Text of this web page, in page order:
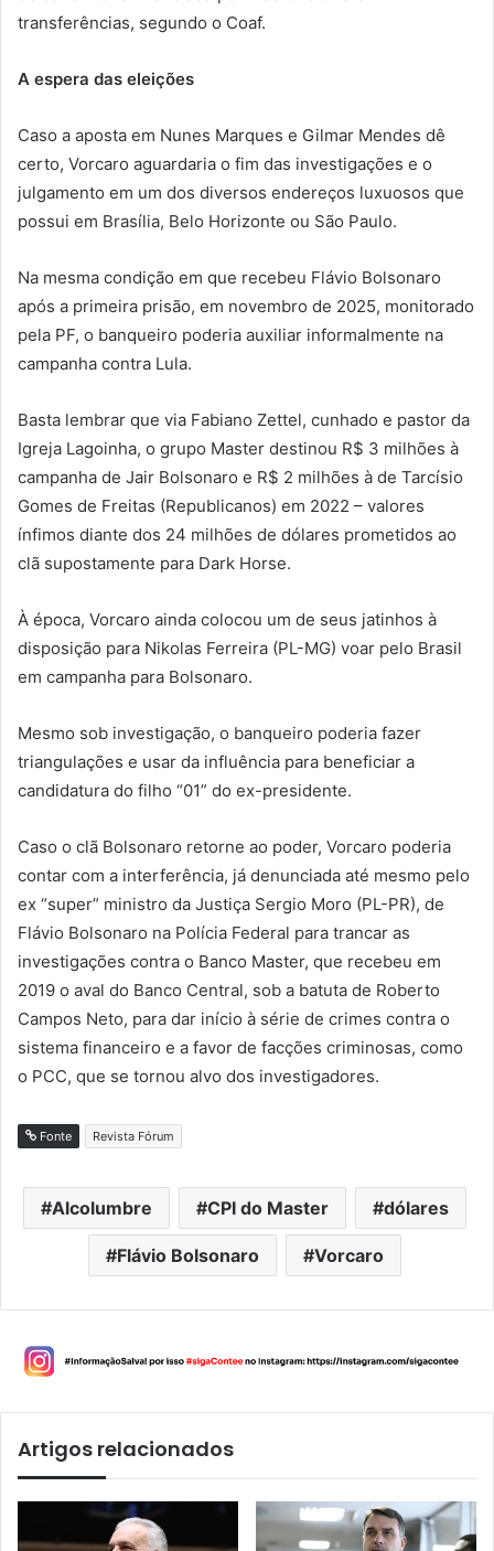
transferências, segundo o Coaf.
A espera das eleições
Caso a aposta em Nunes Marques e Gilmar Mendes dê
certo, Vorcaro aguardaria o fim das investigações e o
julgamento em um dos diversos endereços luxuosos que
possui em Brasília, Belo Horizonte ou São Paulo.
Na mesma condição em que recebeu Flávio Bolsonaro
após a primeira prisão, em novembro de 2025, monitorado
pela PF, o banqueiro poderia auxiliar informalmente na
campanha contra Lula.
Basta lembrar que via Fabiano Zettel, cunhado e pastor da
Igreja Lagoinha, o grupo Master destinou R$ 3 milhões à
campanha de Jair Bolsonaro e R$ 2 milhões à de Tarcísio
Gomes de Freitas (Republicanos) em 2022 – valores
ínfimos diante dos 24 milhões de dólares prometidos ao
clã supostamente para Dark Horse.
À época, Vorcaro ainda colocou um de seus jatinhos à
disposição para Nikolas Ferreira (PL-MG) voar pelo Brasil
em campanha para Bolsonaro.
Mesmo sob investigação, o banqueiro poderia fazer
triangulações e usar da influência para beneficiar a
candidatura do filho “01” do ex-presidente.
Caso o clã Bolsonaro retorne ao poder, Vorcaro poderia
contar com a interferência, já denunciada até mesmo pelo
ex “super” ministro da Justiça Sergio Moro (PL-PR), de
Flávio Bolsonaro na Polícia Federal para trancar as
investigações contra o Banco Master, que recebeu em
2019 o aval do Banco Central, sob a batuta de Roberto
Campos Neto, para dar início à série de crimes contra o
sistema financeiro e a favor de facções criminosas, como
o PCC, que se tornou alvo dos investigadores.
Fonte Revista Fórum
Alcolumbre CPI do Master dólares
Flávio Bolsonaro Vorcaro
Artigos relacionados